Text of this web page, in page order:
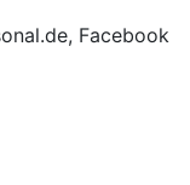
Facebook